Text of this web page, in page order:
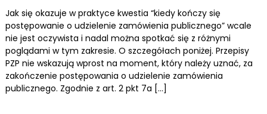
Jak się okazuje w praktyce kwestia “kiedy kończy się
postępowanie o udzielenie zamówienia publicznego” wcale
nie jest oczywista i nadal można spotkać się z różnymi
poglądami w tym zakresie. O szczegółach poniżej. Przepisy
PZP nie wskazują wprost na moment, który należy uznać, za
zakończenie postępowania o udzielenie zamówienia
publicznego. Zgodnie z art. 2 pkt 7a […]